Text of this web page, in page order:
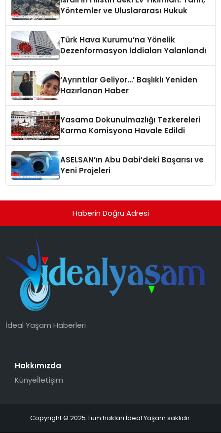
Yöntemler ve Uluslararası Hukuk
Türk Hava Kurumu’na Yönelik
Dezenformasyon İddiaları Yalanlandı
‘Ayrıntılar Geliyor…’ Başlıklı Yeniden
Hazırlanan Haber
Yasama Dokunulmazlığı Tezkereleri
Karma Komisyona Havale Edildi
ASELSAN’ın Abu Dabi’deki Başarısı ve
Yeni Projeleri
Haberin Doğru Adresi
İdeal Yaşam Haberleri
Hakkımızda
Künyeİletişim
Copyright © 2025 Tüm hakları İdeal Yaşam saklıdır.